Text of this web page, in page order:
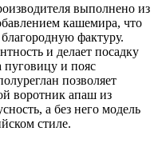
выполнено из
кашемира, что
фактуру.
и делает посадку
пуговицу и пояс
позволяет
воротник апаш из
а без него модель
стиле.